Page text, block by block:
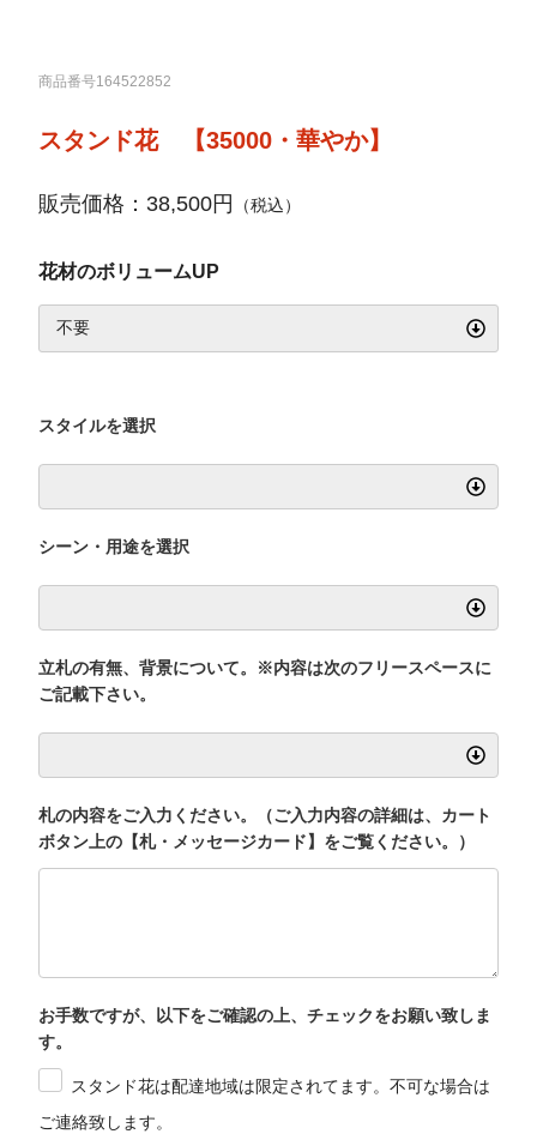
商品番号164522852
スタンド花 【35000・華やか】
販売価格：38,500円 （税込）
花材のボリュームUP
スタイルを選択
シーン・用途を選択
立札の有無、背景について。※内容は次のフリースペースに
ご記載下さい。
札の内容をご入力ください。（ご入力内容の詳細は、カート
ボタン上の【札・メッセージカード】をご覧ください。）
お手数ですが、以下をご確認の上、チェックをお願い致しま
す。
スタンド花は配達地域は限定されてます。不可な場合は
ご連絡致します。